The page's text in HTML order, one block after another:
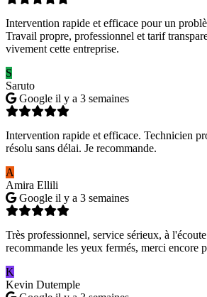
Intervention rapide et efficace pour un
Travail propre, professionnel et tarif
vivement cette entreprise.
S
Saruto
Google il y a 3 semaines
Intervention rapide et efficace. Technicien
résolu sans délai. Je recommande.
A
Amira Ellili
Google il y a 3 semaines
Très professionnel, service sérieux, à
recommande les yeux fermés, merci encore
K
Kevin Dutemple